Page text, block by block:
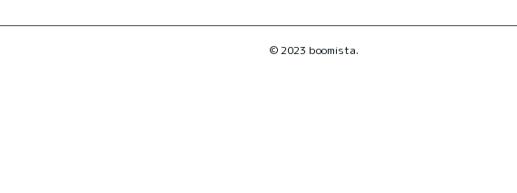
© 2023 boomista.